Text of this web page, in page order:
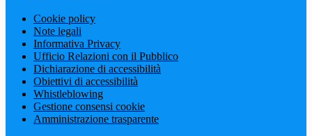
Cookie policy
Note legali
Informativa Privacy
Ufficio Relazioni con il Pubblico
Dichiarazione di accessibilità
Obiettivi di accessibilità
Whistleblowing
Gestione consensi cookie
Amministrazione trasparente